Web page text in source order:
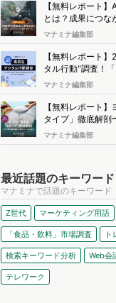
【無料レポート
とは？成果につな
マナミナ編集部
【無料レポート
タル行動"調査！
マナミナ編集部
【無料レポート
タイプ」徹底解剖
マナミナ編集部
最近話題のキーワード
マナミナで話題のキーワード
Z世代 マーケティング用語
「食品・飲料」市場調査
検索キーワード分析 Web会
テレワーク